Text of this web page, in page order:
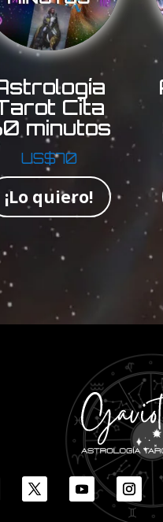
Cita
minutos
US$70
¡Lo quiero!